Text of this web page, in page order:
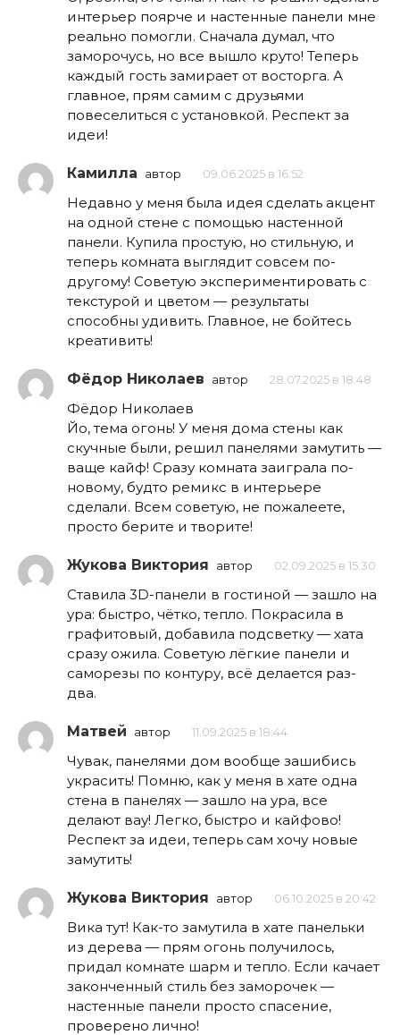
интерьер поярче и настенные панели мне
реально помогли. Сначала думал, что
заморочусь, но все вышло круто! Теперь
каждый гость замирает от восторга. А
главное, прям самим с друзьями
повеселиться с установкой. Респект за
идеи!
Камилла автор 09.06.2025 в 16:52
Недавно у меня была идея сделать акцент
на одной стене с помощью настенной
панели. Купила простую, но стильную, и
теперь комната выглядит совсем по-
другому! Советую экспериментировать с
текстурой и цветом — результаты
способны удивить. Главное, не бойтесь
креативить!
Фёдор Николаев автор 28.07.2025 в 18:48
Фёдор Николаев
Йо, тема огонь! У меня дома стены как
скучные были, решил панелями замутить —
ваще кайф! Сразу комната заиграла по-
новому, будто ремикс в интерьере
сделали. Всем советую, не пожалеете,
просто берите и творите!
Жукова Виктория автор 02.09.2025 в 15:30
Ставила 3D-панели в гостиной — зашло на
ура: быстро, чётко, тепло. Покрасила в
графитовый, добавила подсветку — хата
сразу ожила. Советую лёгкие панели и
саморезы по контуру, всё делается раз-
два.
Матвей автор 11.09.2025 в 18:44
Чувак, панелями дом вообще зашибись
украсить! Помню, как у меня в хате одна
стена в панелях — зашло на ура, все
делают вау! Легко, быстро и кайфово!
Респект за идеи, теперь сам хочу новые
замутить!
Жукова Виктория автор 06.10.2025 в 20:42
Вика тут! Как-то замутила в хате панельки
из дерева — прям огонь получилось,
придал комнате шарм и тепло. Если качает
законченный стиль без заморочек —
настенные панели просто спасение,
проверено лично!